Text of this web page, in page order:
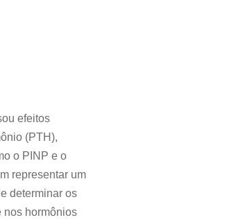
efeitos
(PTH),
o PINP e o
representar um
determinar os
nos hormônios